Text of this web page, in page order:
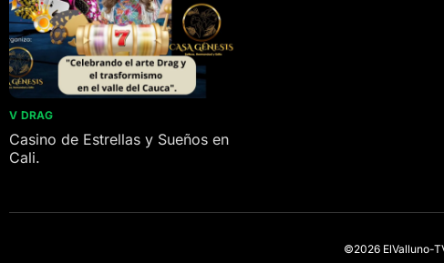
V DRAG
Casino de Estrellas y Sueños en
Cali.
©2026 ElValluno-